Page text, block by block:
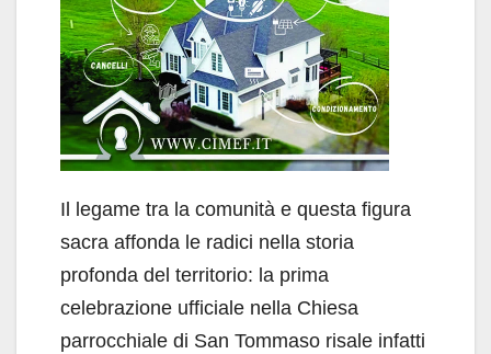
Il legame tra la comunità e questa figura
sacra affonda le radici nella storia
profonda del territorio: la prima
celebrazione ufficiale nella Chiesa
parrocchiale di San Tommaso risale infatti